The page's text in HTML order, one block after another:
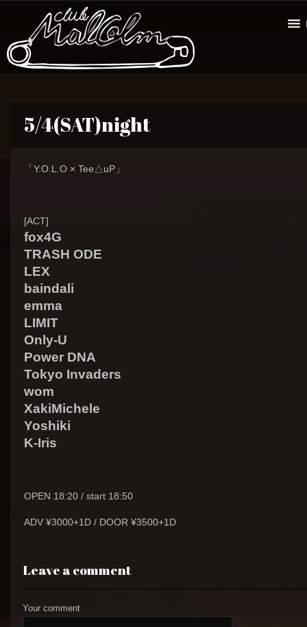
5/4(SAT)night
「Y.O.L.O × Tee△uP」
[ACT]
fox4G
TRASH ODE
LEX
baindali
emma
LIMIT
Only-U
Power DNA
Tokyo Invaders
wom
XakiMichele
Yoshiki
K-Iris
OPEN 18:20 / start 18:50
ADV ¥3000+1D / DOOR ¥3500+1D
Leave a comment
Your comment